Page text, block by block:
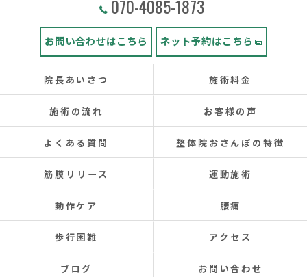
070-4085-1873
お問い合わせはこちら ネット予約はこちら
院長あいさつ 施術料金
施術の流れ お客様の声
よくある質問 整体院おさんぽの特徴
筋膜リリース 運動施術
動作ケア 腰痛
歩行困難 アクセス
ブログ お問い合わせ